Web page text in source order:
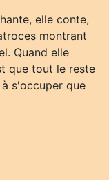
elle conte,
montrant
Quand elle
que tout le reste
s'occuper que